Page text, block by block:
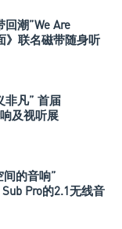
潮”We Are
》联名磁带随身听
非凡” 首届
及视听展
的音响”
Pro的2.1无线音